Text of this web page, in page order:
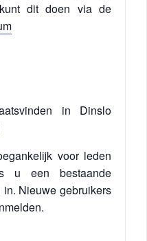
dit doen via de
in Dinslo
voor leden
u een bestaande
Nieuwe gebruikers